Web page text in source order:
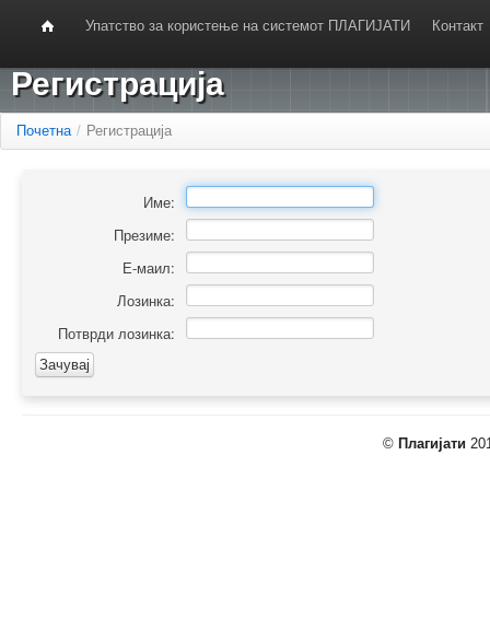
Упатство за користење на системот ПЛАГИЈАТИ Контакт
Регистрација
Почетна / Регистрација
Име:
Презиме:
Е-маил:
Лозинка:
Потврди лозинка:
© Плагијати